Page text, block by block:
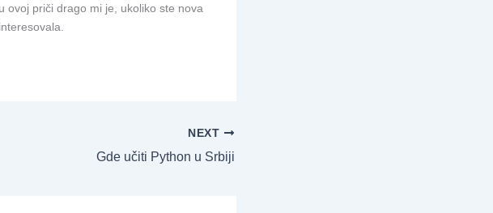
ovoj priči drago mi je, ukoliko ste nova
NEXT
Gde učiti Python u Srbiji